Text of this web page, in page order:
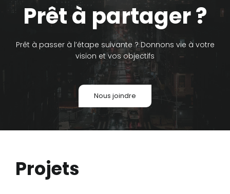
Prêt à partager ?
Prêt à passer à l’étape suivante ? Donnons vie à votre
vision et vos objectifs
Nous joindre
Projets